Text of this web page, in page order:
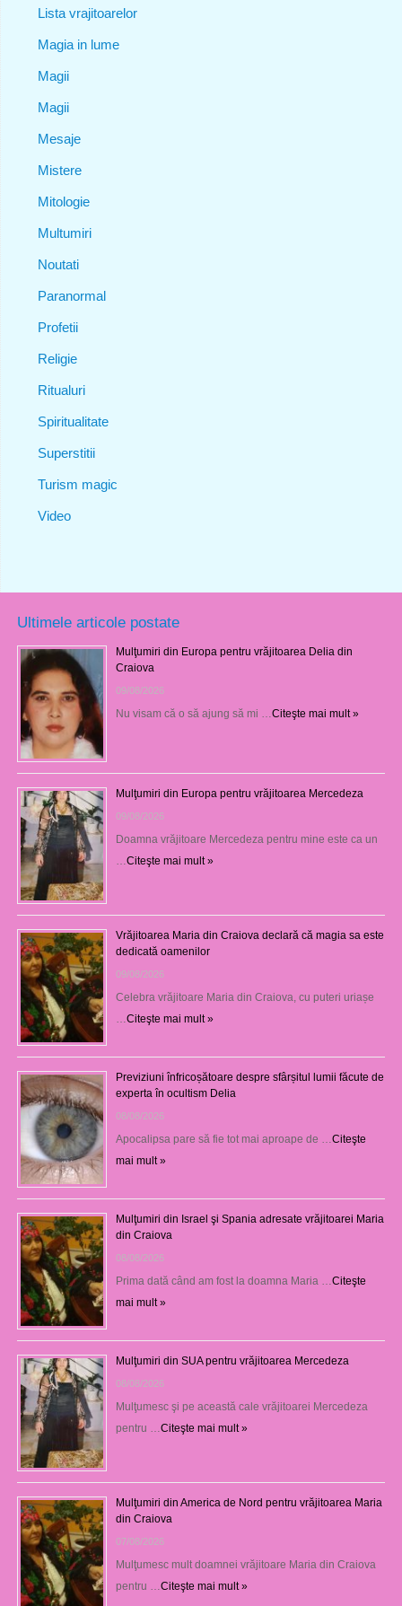
Lista vrajitoarelor
Magia in lume
Magii
Magii
Mesaje
Mistere
Mitologie
Multumiri
Noutati
Paranormal
Profetii
Religie
Ritualuri
Spiritualitate
Superstitii
Turism magic
Video
Ultimele articole postate
Mulţumiri din Europa pentru vrăjitoarea Delia din
Craiova
09/08/2026
Nu visam că o să ajung să mi … Citeşte mai mult »
Mulţumiri din Europa pentru vrăjitoarea Mercedeza
09/08/2026
Doamna vrăjitoare Mercedeza pentru mine este ca un
Citeşte mai mult »
Vrăjitoarea Maria din Craiova declară că magia sa este
dedicată oamenilor
09/08/2026
Celebra vrăjitoare Maria din Craiova, cu puteri uriașe
Citeşte mai mult »
Previziuni înfricoșătoare despre sfârșitul lumii făcute de
experta în ocultism Delia
08/08/2026
Apocalipsa pare să fie tot mai aproape de … Citeşte
mai mult »
Mulţumiri din Israel şi Spania adresate vrăjitoarei Maria
din Craiova
08/08/2026
Prima dată când am fost la doamna Maria … Citeşte
mai mult »
Mulţumiri din SUA pentru vrăjitoarea Mercedeza
08/08/2026
Mulţumesc şi pe această cale vrăjitoarei Mercedeza
pentru … Citeşte mai mult »
Mulţumiri din America de Nord pentru vrăjitoarea Maria
din Craiova
07/08/2026
Mulţumesc mult doamnei vrăjitoare Maria din Craiova
pentru … Citeşte mai mult »